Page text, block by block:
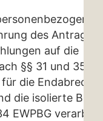
des
auf die
§§ 31 und 35
die
die isolierte
EWPBG